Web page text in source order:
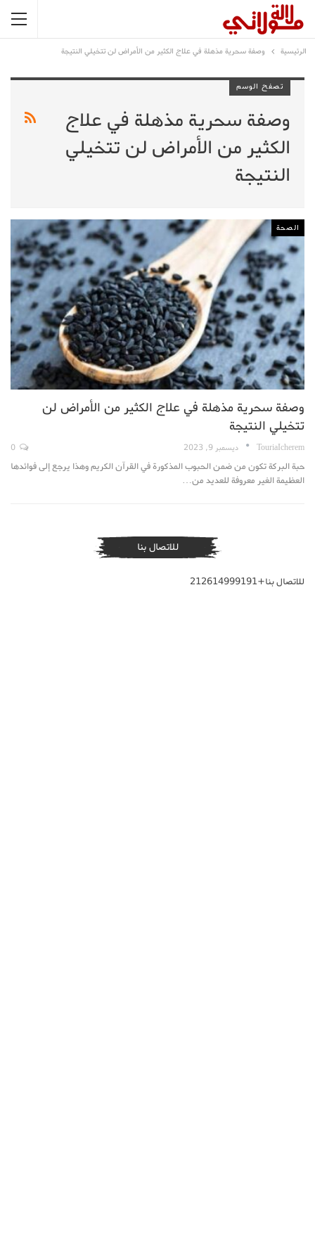
الرئيسية وصفة سحرية مذهلة في علاج الكثير من الأمراض لن تتخيلي النتيجة
تصفح الوسم
وصفة سحرية مذهلة في علاج
الكثير من الأمراض لن تتخيلي
النتيجة
الصحة
وصفة سحرية مذهلة في علاج الكثير من الأمراض لن
تتخيلي النتيجة
TouriaIcherem ديسمبر 9, 2023
حبة البركة تكون من ضمن الحبوب المذكورة في القرآن الكريم وهذا يرجع إلى فوائدها
العظيمة الغير معروفة للعديد من…
للاتصال بنا
للاتصال بنا+212614999191